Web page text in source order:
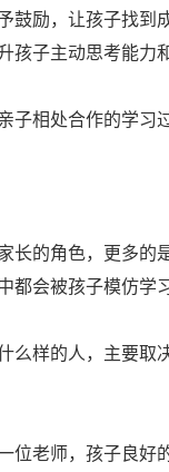
鼓励，让孩子找到
子主动思考能力
相处合作的学习过
的角色，更多的
会被孩子模仿学习
样的人，主要取
老师，孩子良好